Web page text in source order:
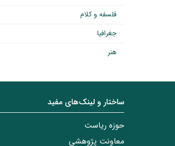
فلسفه و کلام
جغرافیا
هنر
ساختار‌‌ و‌‌ لینک‌های مفید
حوزه ریاست
معاونت پژوهشی